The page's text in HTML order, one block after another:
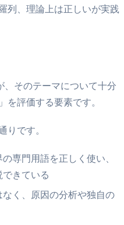
列、理論上は正しいが実践
、そのテーマについて十分
を評価する要素です。
りです。
の専門用語を正しく使い、
きている
なく、原因の分析や独自の